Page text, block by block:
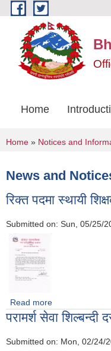
Skip to main content
Home
You are here
Home » Notices and
News and
रिक्त पदमा स्थायी
Submitted on: Sun, 05/25/
Read more
परामर्श सेवा
Submitted on: Mon, 02/24/